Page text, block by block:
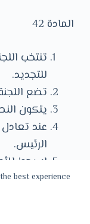
best experience
المادة 42
تنتخب
للتجديد.
تضع
يتكون
عند
الرئيس.
لا يجوز
حضور
لرئيس